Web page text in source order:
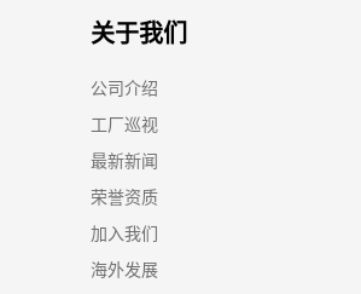
关于我们
公司介绍
工厂巡视
最新新闻
荣誉资质
加入我们
海外发展